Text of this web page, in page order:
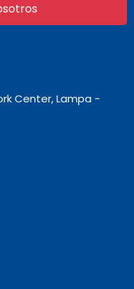
Center, Lampa -